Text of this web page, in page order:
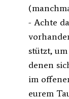
- Achte
stützt,
denen
im
eurem